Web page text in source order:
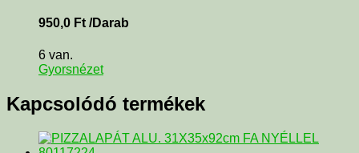
950,0 Ft /Darab
6 van.
Gyorsnézet
Kapcsolódó termékek